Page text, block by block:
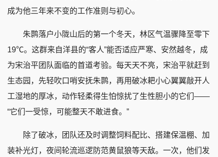
成为他三年来不变的工作准则与初心。
朱鹮落户小陇山后的第一个冬天，林区气温骤降至零下
19℃。这群来自洋县的“客人”能否适应严寒、安然越冬，成
为宋治平团队面临的首道考验。每天天不亮，宋治平就赶到
生态园，先轻吹口哨安抚朱鹮，再用破冰耙小心翼翼敲开人
工湿地的厚冰，动作轻柔得生怕惊扰了生性胆小的它们——
“它们一受惊，可能整天不敢进食。”
除了破冰，团队还及时调整饲料配比、搭建保温棚、加
装补光灯，夜间轮流巡逻防范黄鼠狼等天敌。一次，他们发